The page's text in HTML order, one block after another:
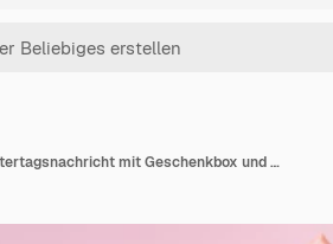
Herz aus Holz für eine glückliche Muttertagsnachricht mit Geschenkbox und Nelkenblumen, Muttertag und Valentinstag